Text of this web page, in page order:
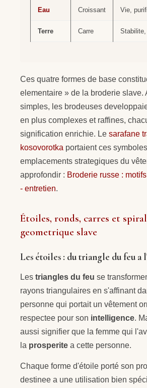
Eau Croissant Vie,
Terre Carre
Ces quatre formes de base
elementaire » de la broderie slave.
simples, les brodeuses
en plus complexes et raffines,
signification enrichie. Le sarafane
kosovorotka portaient ces
emplacements strategiques du
approfondir : Broderie russe :
- entretien.
Étoiles, ronds, carres et
geometrique slave
Les étoiles : du triangle du feu
Les triangles du feu se
rayons triangulaires en s'affinant
personne qui portait un vêtement
respectee pour son intelligence.
aussi signifier que la femme qui
la prosperite a cette personne.
Chaque forme d'étoile porté son
destinee a une utilisation bien